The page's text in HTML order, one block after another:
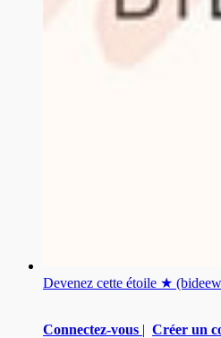
Devenez cette étoile ★
Connectez-vous | Créer un